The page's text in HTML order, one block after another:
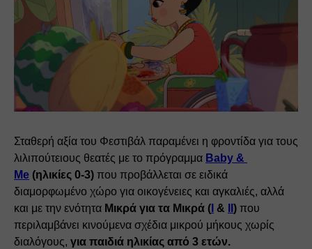
Σταθερή αξία του Φεστιβάλ παραμένει η φροντίδα για τους
λιλιπούτειους θεατές με το πρόγραμμα Baby &
Me (ηλικίες 0-3) που προβάλλεται σε ειδικά
διαμορφωμένο χώρο για οικογένειες και αγκαλιές, αλλά
και με την ενότητα Μικρά για τα Μικρά ( & ) που
περιλαμβάνει κινούμενα σχέδια μικρού μήκους χωρίς
διαλόγους, για παιδιά ηλικίας από 3 ετών.